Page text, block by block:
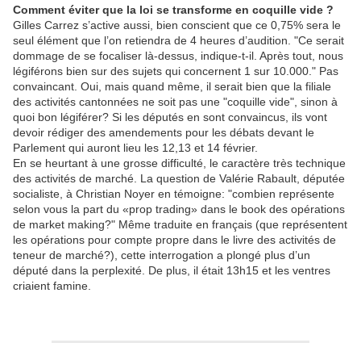
Comment éviter que la loi se transforme en coquille vide ?
Gilles Carrez s’active aussi, bien conscient que ce 0,75% sera le
seul élément que l’on retiendra de 4 heures d’audition. "Ce serait
dommage de se focaliser là-dessus, indique-t-il. Après tout, nous
légiférons bien sur des sujets qui concernent 1 sur 10.000." Pas
convaincant. Oui, mais quand même, il serait bien que la filiale
des activités cantonnées ne soit pas une "coquille vide", sinon à
quoi bon légiférer? Si les députés en sont convaincus, ils vont
devoir rédiger des amendements pour les débats devant le
Parlement qui auront lieu les 12,13 et 14 février.
En se heurtant à une grosse difficulté, le caractère très technique
des activités de marché. La question de Valérie Rabault, députée
socialiste, à Christian Noyer en témoigne: "combien représente
selon vous la part du «prop trading» dans le book des opérations
de market making?" Même traduite en français (que représentent
les opérations pour compte propre dans le livre des activités de
teneur de marché?), cette interrogation a plongé plus d’un
député dans la perplexité. De plus, il était 13h15 et les ventres
criaient famine.